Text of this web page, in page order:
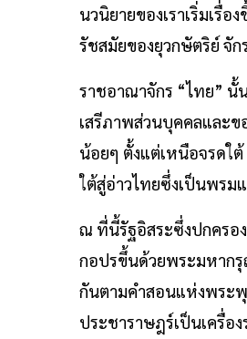
นวนิยายของเราเริ่มเรื่
รัชสมัยของยุวกษัตริย์ จัก
ราชอาณาจักร “ไทย” นั้
เสรีภาพส่วนบุคคลและข
น้อยๆ ตั้งแต่เหนือจรดใ
ใต้สู่อ่าวไทยซึ่งเป็นพร
ณ ที่นี้รัฐอิสระซึ่งปกครอ
กอปรขึ้นด้วยพระมหาก
กันตามคำสอนแห่งพระ
ประชาราษฎร์เป็นเครื่อง